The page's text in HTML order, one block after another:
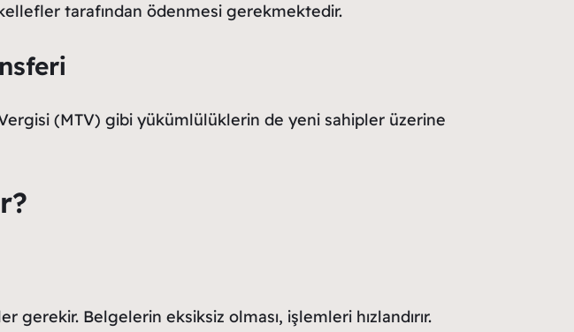
tarafından ödenmesi gerekmektedir.
(MTV) gibi yükümlülüklerin de yeni sahipler üzerine
gerekir. Belgelerin eksiksiz olması, işlemleri hızlandırır.